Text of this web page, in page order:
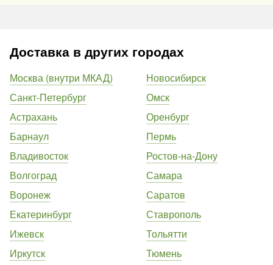
Доставка в других городах
Москва (внутри МКАД)
Санкт-Петербург
Астрахань
Барнаул
Владивосток
Волгоград
Воронеж
Екатеринбург
Ижевск
Иркутск
Новосибирск
Омск
Оренбург
Пермь
Ростов-на-Дону
Самара
Саратов
Ставрополь
Тольятти
Тюмень